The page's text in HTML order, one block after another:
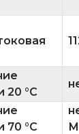
20 °C
70 °C